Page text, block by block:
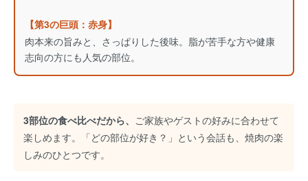
【第3の巨頭：赤身】
肉本来の旨みと、さっぱりした後味。脂が苦手な方や健康
志向の方にも人気の部位。
3部位の食べ比べだから、 ご家族やゲストの好みに合わせて
楽しめます。「どの部位が好き？」という会話も、焼肉の楽
しみのひとつです。